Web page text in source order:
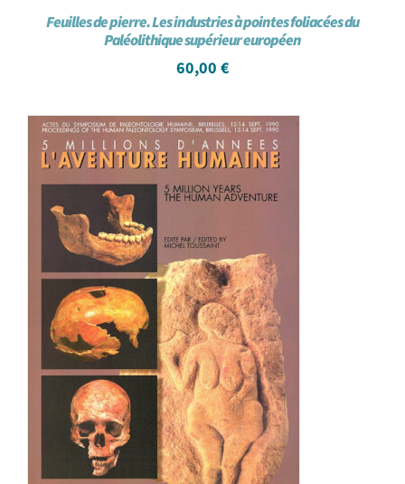
Feuilles de pierre. Les industries à pointes foliacées du
Paléolithique supérieur européen
60,00 €